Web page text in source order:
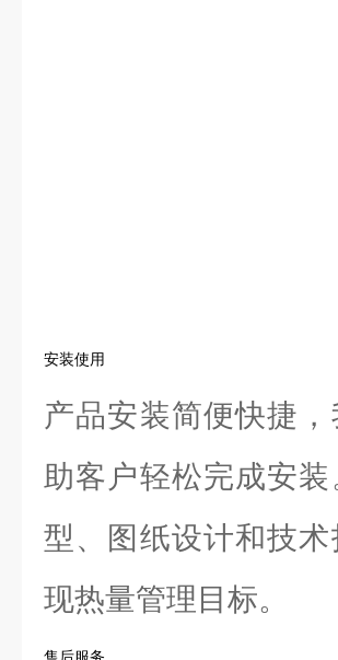
安装使用
产品安装简便快捷
助客户轻松完成安
型、图纸设计和技
现热量管理目标。